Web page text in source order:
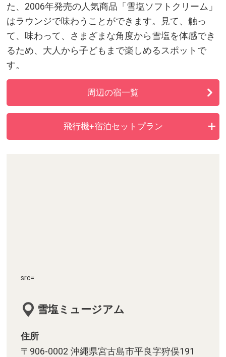
た、2006年発売の人気商品「雪塩ソフトクリーム」
はラウンジで味わうことができます。見て、触っ
て、味わって、さまざまな角度から雪塩を体感でき
るため、大人から子どもまで楽しめるスポットで
す。
周辺の宿一覧
飛行機+宿泊セットプラン
src=
雪塩ミュージアム
住所
〒906-0002 沖縄県宮古島市平良字狩俣191